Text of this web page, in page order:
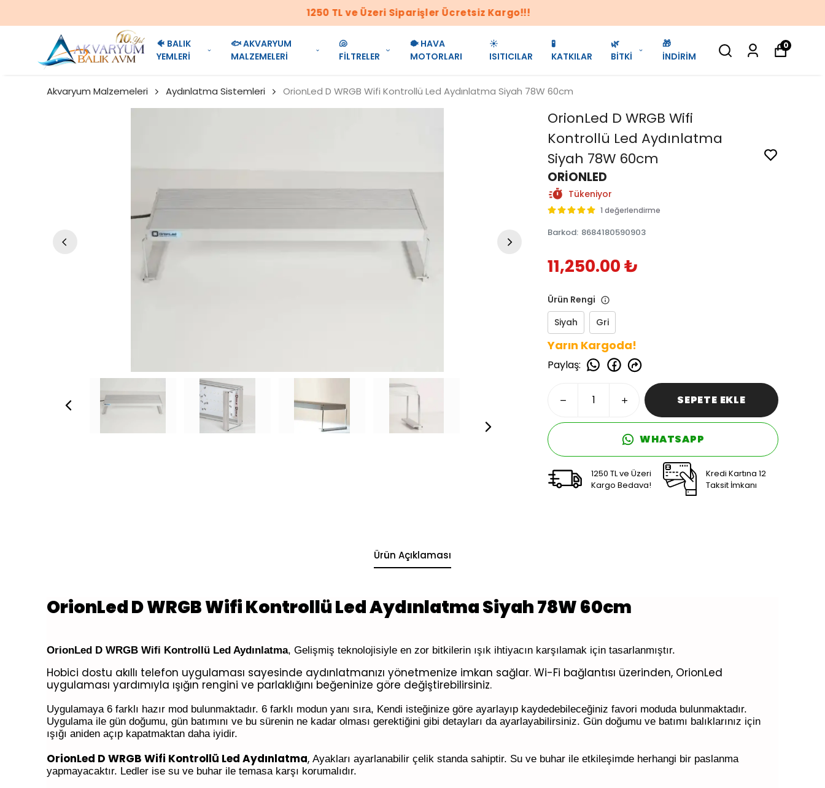
1250 TL ve Üzeri Siparişler Ücretsiz Kargo!!!
🐠 BALIK
YEMLERİ
🐟 AKVARYUM
MALZEMELERİ
🐚
FİLTRELER
🐡 HAVA
MOTORLARI
☀️
ISITICILAR
🧪
KATKILAR
🌿
BİTKİ
🎁
İNDİRİM
0
Akvaryum Malzemeleri Aydınlatma Sistemleri OrionLed D WRGB Wifi Kontrollü Led Aydınlatma Siyah 78W 60cm
OrionLed D WRGB Wifi
Kontrollü Led Aydınlatma
Siyah 78W 60cm
ORİONLED
Tükeniyor
1 değerlendirme
Barkod: 8684180590903
11,250.00 ₺
Ürün Rengi
Siyah
Gri
Yarın Kargoda!
Paylaş:
SEPETE EKLE
WHATSAPP
1250 TL ve Üzeri
Kargo Bedava!
Kredi Kartına 12
Taksit İmkanı
Ürün Açıklaması
OrionLed D WRGB Wifi Kontrollü Led Aydınlatma Siyah 78W 60cm
OrionLed D WRGB Wifi Kontrollü Led Aydınlatma, Gelişmiş teknolojisiyle en zor bitkilerin ışık ihtiyacın karşılamak için tasarlanmıştır.
Hobici dostu akıllı telefon uygulaması sayesinde aydınlatmanızı yönetmenize imkan sağlar. Wi-Fi bağlantısı üzerinden, OrionLed
uygulaması yardımıyla ışığın rengini ve parlaklığını beğeninize göre değiştirebilirsiniz.
Uygulamaya 6 farklı hazır mod bulunmaktadır. 6 farklı modun yanı sıra, Kendi isteğinize göre ayarlayıp kaydedebileceğiniz favori moduda bulunmaktadır.
Uygulama ile gün doğumu, gün batımını ve bu sürenin ne kadar olması gerektiğini gibi detayları da ayarlayabilirsiniz. Gün doğumu ve batımı balıklarınız için
ışığı aniden açıp kapatmaktan daha iyidir.
OrionLed D WRGB Wifi Kontrollü Led Aydınlatma, Ayakları ayarlanabilir çelik standa sahiptir. Su ve buhar ile etkileşimde herhangi bir paslanma
yapmayacaktır. Ledler ise su ve buhar ile temasa karşı korumalıdır.